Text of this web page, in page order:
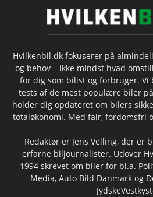
Hvilkenbil.dk fokuserer på
og behov – ikke mindst hvad
for dig som bilist og forbruger. Vi
tests af de mest populære biler
holder dig opdateret om bilers
totaløkonomi. Med fair, fordomsfri
Redaktør er Jens Velling, der er
erfarne biljournalister. Udover
1994 skrevet om biler for bl.a.
Media, Auto Bild Danmark og